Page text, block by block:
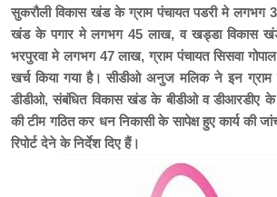
सुकरौली विकास खंड के ग्राम पंचायत पडरी मे लगभग
खंड के पगार मे लगभग 45 लाख, व खड्डा विकास
भरपुरवा मे लगभग 47 लाख, ग्राम पंचायत सिसवा
खर्च किया गया है। सीडीओ अनुज मलिक ने इन ग्राम
डीडीओ, संबंधित विकास खंड के बीडीओ व डीआरडीए के
की टीम गठित कर धन निकासी के सापेक्ष हुए कार्य की
रिपोर्ट देने के निर्देश दिए हैं।